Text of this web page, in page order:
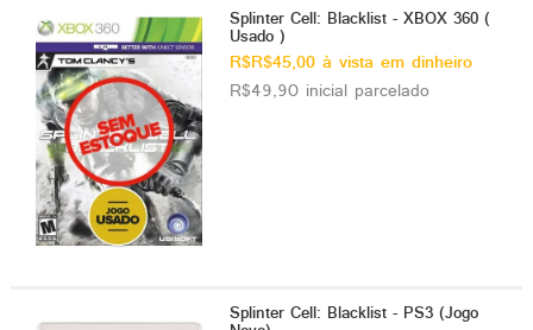
Splinter Cell: Blacklist - XBOX 360 (
Usado )
R$R$45,00 à vista em dinheiro
R$49,90 inicial parcelado
Splinter Cell: Blacklist - PS3 (Jogo